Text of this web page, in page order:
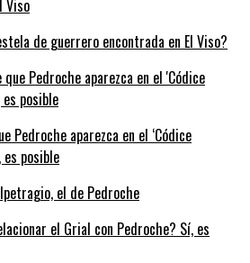
de guerrero encontrada en El Viso?
Pedroche aparezca en el ‘Códice
es posible
el Grial con Pedroche? Sí, es